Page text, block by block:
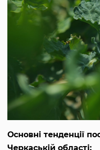
Основні тенденції
Черкаській області: